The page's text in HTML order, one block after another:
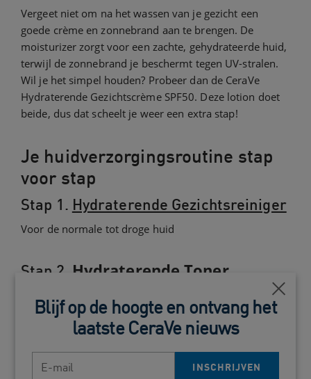
Vergeet niet om na het wassen van je gezicht een
goede crème en zonnebrand aan te brengen. De
moisturizer zorgt voor een zachte, gehydrateerde huid,
terwijl de zonnebrand je beschermt tegen UV-stralen.
Wil je het simpel houden? Probeer dan de CeraVe
Hydraterende Gezichtscrème SPF50. Deze lotion doet
beide, dus dat scheelt je weer een extra stap!
Je huidverzorgingsroutine stap
voor stap
Stap 1. Hydraterende Gezichtsreiniger
Voor de normale tot droge huid
Stap 2. Hydraterende Toner
Hydraterende
Gezichtscrème SPF50
Blijf op de hoogte en ontvang het
laatste CeraVe nieuws
INSCHRIJVEN